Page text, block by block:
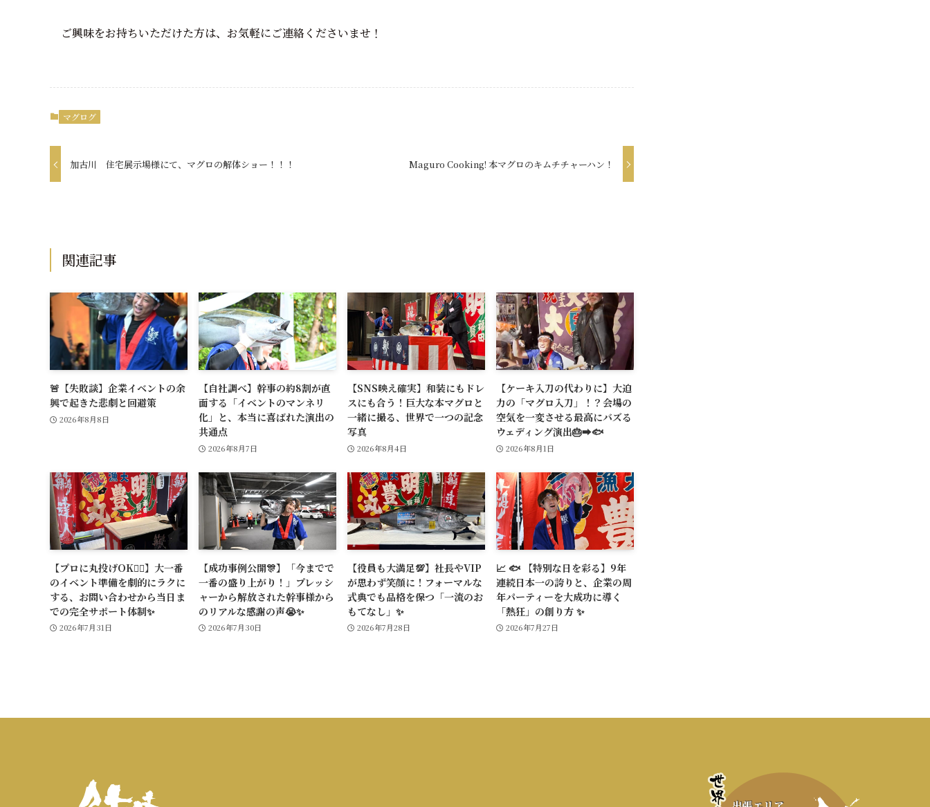
ご興味をお持ちいただけた方は、お気軽にご連絡くださいませ！
マグログ
加古川 住宅展示場様にて、マグロの解体ショー！！！ Maguro Cooking! 本マグロのキムチチャーハン！
関連記事
🚨【失敗談】企業イベントの余
興で起きた悲劇と回避策
2026年8月8日
【自社調べ】幹事の約8割が直
面する「イベントのマンネリ
化」と、本当に喜ばれた演出の
共通点
2026年8月7日
【SNS映え確実】和装にもドレ
スにも合う！巨大な本マグロと
一緒に撮る、世界で一つの記念
写真
2026年8月4日
【ケーキ入刀の代わりに】大迫
力の「マグロ入刀」！？会場の
空気を一変させる最高にバズる
ウェディング演出🎂➡️🐟
2026年8月1日
【プロに丸投げOK🙆‍♂️】大一番
のイベント準備を劇的にラクに
する、お問い合わせから当日ま
での完全サポート体制✨
2026年7月31日
【成功事例公開🎊】「今までで
一番の盛り上がり！」プレッシ
ャーから解放された幹事様から
のリアルな感謝の声😭✨
2026年7月30日
【役員も大満足💯】社長やVIP
が思わず笑顔に！フォーマルな
式典でも品格を保つ「一流のお
もてなし」✨
2026年7月28日
📈 🐟 【特別な日を彩る】9年
連続日本一の誇りと、企業の周
年パーティーを大成功に導く
「熱狂」の創り方 ✨
2026年7月27日